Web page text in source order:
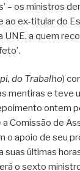
– os ministros
ao ex-titular do
a quem
do Trabalho)
mentiras e teve
ontem
a Comissão de
o apoio de seu
últimas
o sexto